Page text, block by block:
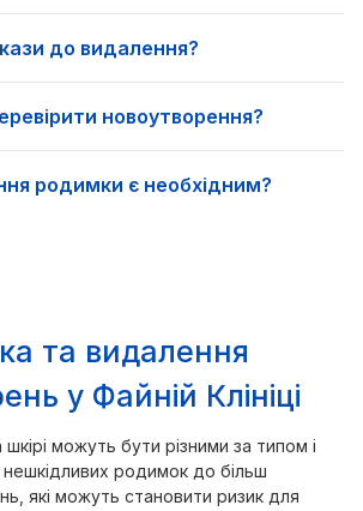
до видалення?
новоутворення?
родимки є необхідним?
та видалення
у Файній Клініці
можуть бути різними за типом і
родимок до більш
які можуть становити ризик для